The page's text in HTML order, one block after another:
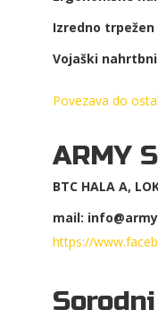
Izredno trpežen
Vojaški
Povezava do
ARMY
BTC HALA A,
mail:
https://